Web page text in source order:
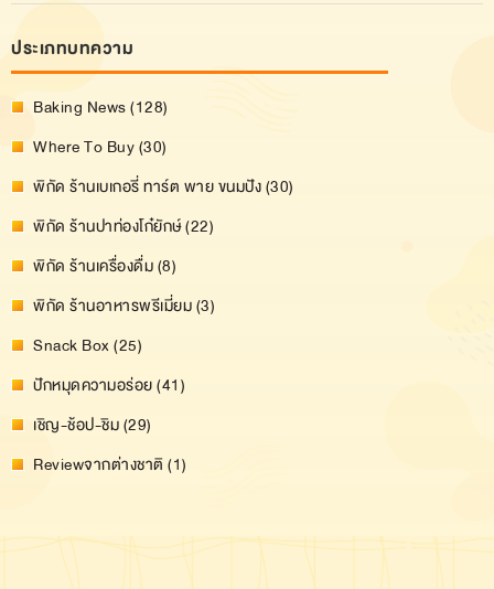
ประเภทบทความ
Baking News (128)
Where To Buy (30)
พิกัด ร้านเบเกอรี่ ทาร์ต พาย ขนมปัง (30)
พิกัด ร้านปาท่องโก๋ยักษ์ (22)
พิกัด ร้านเครื่องดื่ม (8)
พิกัด ร้านอาหารพรีเมี่ยม (3)
Snack Box (25)
ปักหมุดความอร่อย (41)
เชิญ-ช้อป-ชิม (29)
Reviewจากต่างชาติ (1)